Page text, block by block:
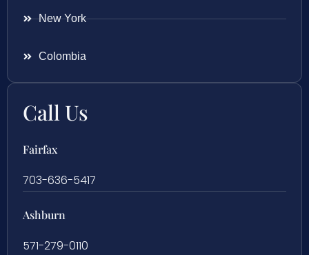
New York
Colombia
Call Us
Fairfax
703-636-5417
Ashburn
571-279-0110